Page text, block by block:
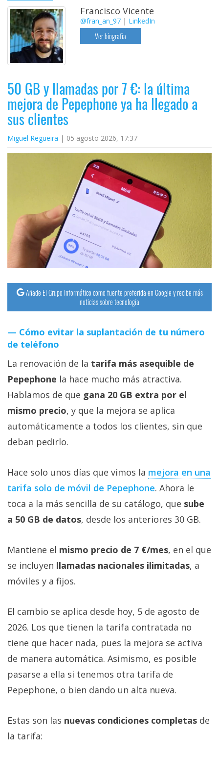
Francisco Vicente
@fran_an_97 | LinkedIn
Ver biografía
50 GB y llamadas por 7 €: la última
mejora de Pepephone ya ha llegado a
sus clientes
Miguel Regueira 05 agosto 2026, 17:37
Añade El Grupo Informático como fuente preferida en Google y recibe más
noticias sobre tecnología
Cómo evitar la suplantación de tu número
de teléfono
La renovación de la tarifa más asequible de
Pepephone la hace mucho más atractiva.
Hablamos de que gana 20 GB extra por el
mismo precio, y que la mejora se aplica
automáticamente a todos los clientes, sin que
deban pedirlo.
Hace solo unos días que vimos la mejora en una
tarifa solo de móvil de Pepephone‎. Ahora le
toca a la más sencilla de su catálogo, que sube
a 50 GB de datos, desde los anteriores 30 GB.
Mantiene el mismo precio de 7 €/mes, en el que
se incluyen llamadas nacionales ilimitadas, a
móviles y a fijos.
El cambio se aplica desde hoy, 5 de agosto de
2026. Los que tienen la tarifa contratada no
tiene que hacer nada, pues la mejora se activa
de manera automática. Asimismo, es posible
pasarse a ella si tenemos otra tarifa de
Pepephone, o bien dando un alta nueva.
Estas son las nuevas condiciones completas de
la tarifa: